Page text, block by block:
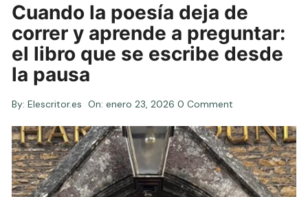
Cuando la poesía deja de
correr y aprende a preguntar:
el libro que se escribe desde
la pausa
By: Elescritor.es On:enero 23, 2026 0 Comment